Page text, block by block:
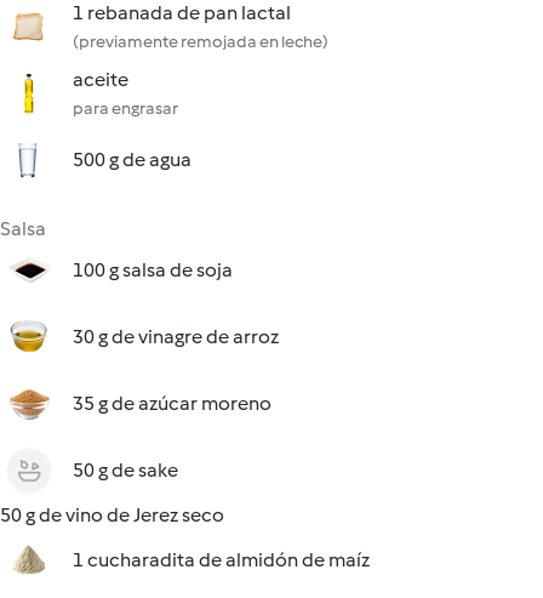
1 rebanada de pan lactal
(previamente remojada en leche)
aceite
para engrasar
500 g de agua
Salsa
100 g salsa de soja
30 g de vinagre de arroz
35 g de azúcar moreno
50 g de sake
50 g de vino de Jerez seco
1 cucharadita de almidón de maíz